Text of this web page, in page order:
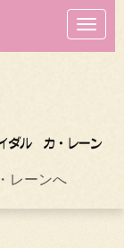
N
a
v
o
n
レーンへ